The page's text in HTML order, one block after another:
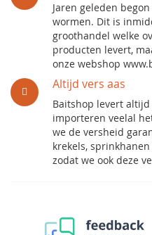
Jaren geleden
wormen. Dit is
groothandel welke
producten levert,
onze webshop
Altijd vers aas
Baitshop levert
importeren veelal
we de versheid
krekels,
zodat we ook deze